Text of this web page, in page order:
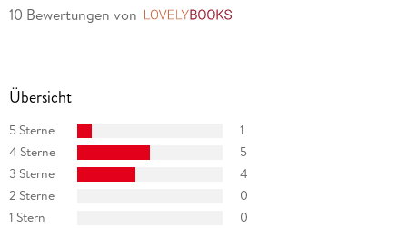
10 Bewertungen von
Übersicht
5 Sterne
1
4 Sterne
5
3 Sterne
4
2 Sterne
0
1 Stern
0